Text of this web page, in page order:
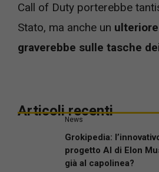
Call of Duty porterebbe
Stato, ma anche un
graverebbe sulle tasche
Articoli recenti
News
Grokipedia:
progetto AI di Elon
già al capolinea?